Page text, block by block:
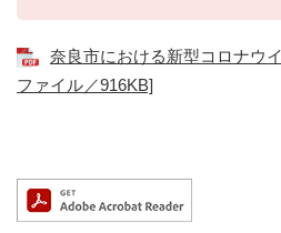
奈良市における新型コロナウ
ファイル／916KB]